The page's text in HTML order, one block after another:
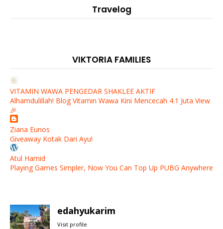
Travelog
VIKTORIA FAMILIES
VITAMIN WAWA PENGEDAR SHAKLEE AKTIF
Alhamdulillah! Blog Vitamin Wawa Kini Mencecah 4.1 Juta View
🎉
Ziana Eunos
Giveaway Kotak Dari Ayu!
Atul Hamid
Playing Games Simpler, Now You Can Top Up PUBG Anywhere
edahyukarim
Visit profile